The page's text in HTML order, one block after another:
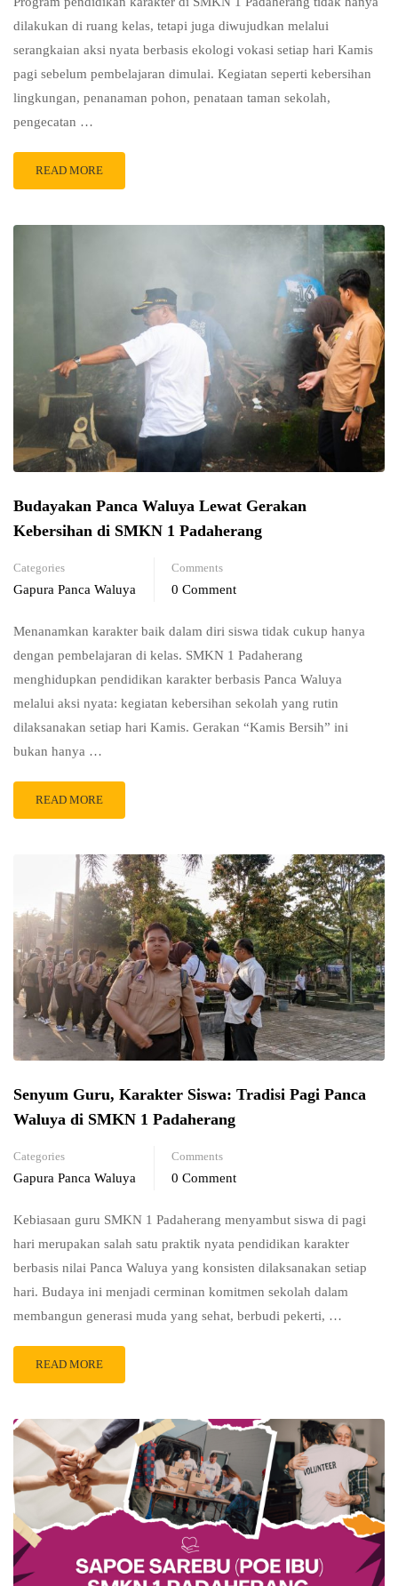
dilakukan di ruang kelas, tetapi juga diwujudkan melalui
serangkaian aksi nyata berbasis ekologi vokasi setiap hari Kamis
pagi sebelum pembelajaran dimulai. Kegiatan seperti kebersihan
lingkungan, penanaman pohon, penataan taman sekolah,
pengecatan …
READ MORE
Budayakan Panca Waluya Lewat Gerakan
Kebersihan di SMKN 1 Padaherang
Categories
Gapura Panca Waluya
Comments
0 Comment
Menanamkan karakter baik dalam diri siswa tidak cukup hanya
dengan pembelajaran di kelas. SMKN 1 Padaherang
menghidupkan pendidikan karakter berbasis Panca Waluya
melalui aksi nyata: kegiatan kebersihan sekolah yang rutin
dilaksanakan setiap hari Kamis. Gerakan “Kamis Bersih” ini
bukan hanya …
READ MORE
Senyum Guru, Karakter Siswa: Tradisi Pagi Panca
Waluya di SMKN 1 Padaherang
Categories
Gapura Panca Waluya
Comments
0 Comment
Kebiasaan guru SMKN 1 Padaherang menyambut siswa di pagi
hari merupakan salah satu praktik nyata pendidikan karakter
berbasis nilai Panca Waluya yang konsisten dilaksanakan setiap
hari. Budaya ini menjadi cerminan komitmen sekolah dalam
membangun generasi muda yang sehat, berbudi pekerti, …
READ MORE